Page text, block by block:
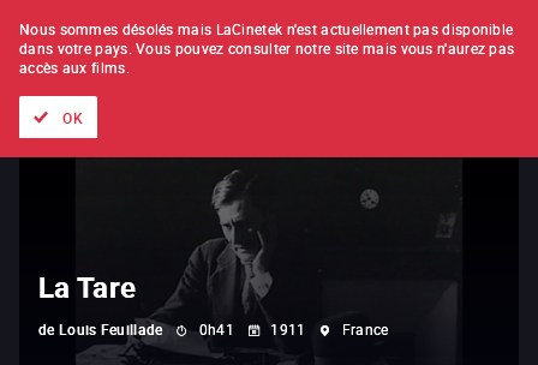
À L'UNITÉ ABONNEMENT
La Tare
de Louis Feuillade 0h41 1911 France
Nous sommes désolés mais LaCinetek n'est actuellement pas disponible
dans votre pays. Vous pouvez consulter notre site mais vous n'aurez pas
accès aux films.
OK